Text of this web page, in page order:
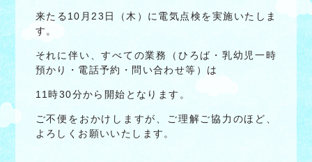
来たる10月23日（木）に電気点検を実施いたしま
す。
それに伴い、すべての業務（ひろば・乳幼児一時
預かり・電話予約・問い合わせ等）は
11時30分から開始となります。
ご不便をおかけしますが、ご理解ご協力のほど、
よろしくお願いいたします。